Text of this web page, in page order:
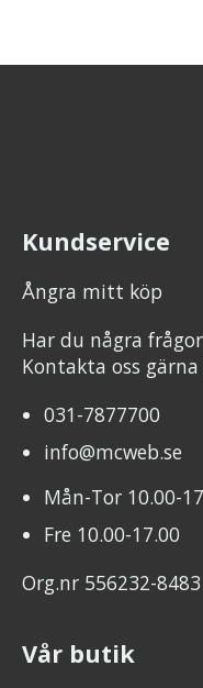
Kundservice
Ångra mitt köp
Har du några
Kontakta oss
031-7877700
info@mcweb.se
Mån-Tor 10.00-
Fre 10.00-17.00
Org.nr 556232-8483
Vår butik